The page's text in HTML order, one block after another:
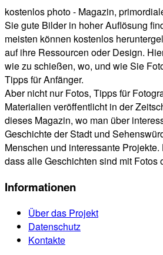
kostenlos photo - Magazin,
Sie gute Bilder in hoher Auflösung
meisten können kostenlos
auf ihre Ressourcen oder Design.
wie zu schießen, wo, und wie Sie
Tipps für Anfänger.
Aber nicht nur Fotos, Tipps für
Materialien veröffentlicht in der
dieses Magazin, wo man über
Geschichte der Stadt und
Menschen und interessante
dass alle Geschichten sind mit Fotos
Informationen
Über das Projekt
Datenschutz
Kontakte